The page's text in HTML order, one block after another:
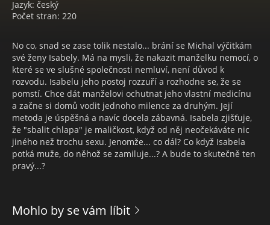
Jazyk: český
Počet stran: 220
No co, snad se zase tolik nestalo... brání se Michal výčitkám
své ženy Isabely. Má na mysli, že nakazit manželku nemocí, o
které se ve slušné společnosti nemluví, není důvod k
rozvodu. Isabelu jeho postoj rozzuří a rozhodne se, že se
pomstí. Chce dát manželovi ochutnat jeho vlastní medicínu
a začne si domů vodit jednoho milence za druhým. Její
metoda je úspěšná a navíc docela zábavná. Isabela zjišťuje,
že "sbalit chlapa" je maličkost, když od něj neočekáváte nic
jiného než trochu sexu. Jenomže... co dál? Co když Isabela
potká muže, do něhož se zamiluje...? A bude to skutečně ten
pravý...?
Mohlo by se vám líbit